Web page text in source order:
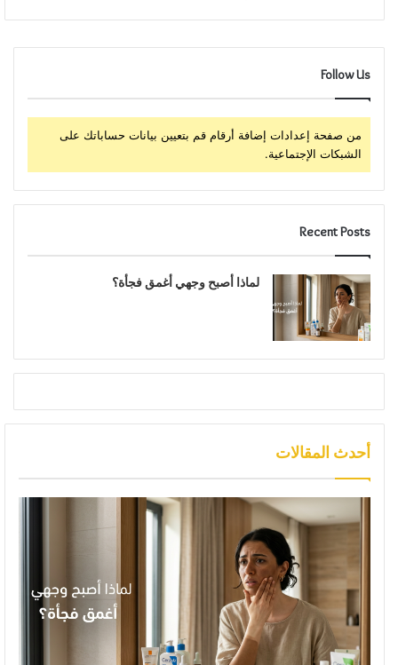
Follow Us
من صفحة إعدادات إضافة أرقام قم بتعيين بيانات حساباتك على
الشبكات الإجتماعية.
Recent Posts
لماذا أصبح وجهي أغمق فجأة؟
أحدث المقالات